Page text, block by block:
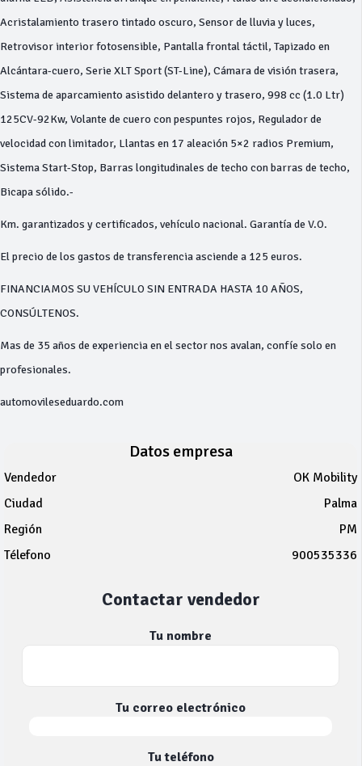
Acristalamiento trasero tintado oscuro, Sensor de lluvia y luces,
Retrovisor interior fotosensible, Pantalla frontal táctil, Tapizado en
Alcántara-cuero, Serie XLT Sport (ST-Line), Cámara de visión trasera,
Sistema de aparcamiento asistido delantero y trasero, 998 cc (1.0 Ltr)
125CV-92Kw, Volante de cuero con pespuntes rojos, Regulador de
velocidad con limitador, Llantas en 17 aleación 5×2 radios Premium,
Sistema Start-Stop, Barras longitudinales de techo con barras de techo,
Bicapa sólido.-
Km. garantizados y certificados, vehículo nacional. Garantía de V.O.
El precio de los gastos de transferencia asciende a 125 euros.
FINANCIAMOS SU VEHÍCULO SIN ENTRADA HASTA 10 AÑOS,
CONSÚLTENOS.
Mas de 35 años de experiencia en el sector nos avalan, confíe solo en
profesionales.
automovileseduardo.com
Datos empresa
Vendedor
OK Mobility
Ciudad
Palma
Región
PM
Télefono
900535336
Contactar vendedor
Tu nombre
Tu correo electrónico
Tu teléfono